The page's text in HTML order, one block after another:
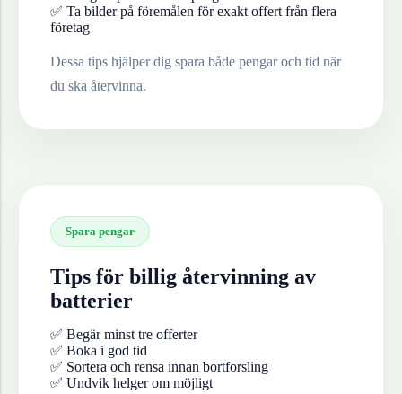
✅ Ta bilder på föremålen för exakt offert från flera
företag
Dessa tips hjälper dig spara både pengar och tid när
du ska återvinna.
Spara pengar
Tips för billig återvinning av
batterier
✅ Begär minst tre offerter
✅ Boka i god tid
✅ Sortera och rensa innan bortforsling
✅ Undvik helger om möjligt